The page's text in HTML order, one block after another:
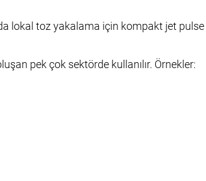
lokal toz yakalama için kompakt jet pulse
pek çok sektörde kullanılır. Örnekler: